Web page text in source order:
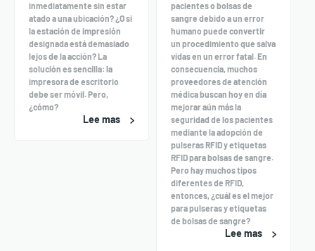
inmediatamente sin estar
atado a una ubicación? ¿O si
la estación de impresión
designada está demasiado
lejos de la acción? La
solución es sencilla: la
impresora de escritorio
debe ser móvil. Pero,
¿cómo?
Lee mas
pacientes o bolsas de
sangre debido a un error
humano puede convertir
un procedimiento que salva
vidas en un error fatal. En
consecuencia, muchos
proveedores de atención
médica buscan hoy en día
mejorar aún más la
seguridad de los pacientes
mediante la adopción de
pulseras RFID y etiquetas
RFID para bolsas de sangre.
Pero hay muchos tipos
diferentes de RFID,
entonces, ¿cuál es el mejor
para pulseras y etiquetas
de bolsas de sangre?
Lee mas